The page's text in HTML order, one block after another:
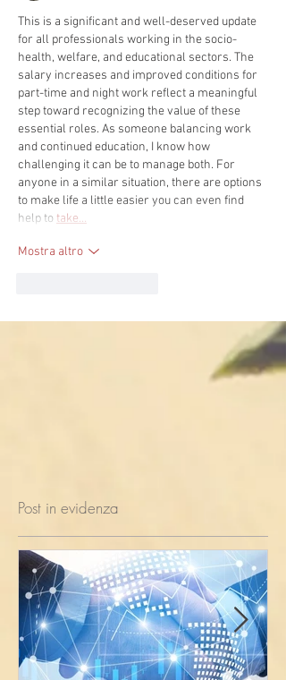
This is a significant and well-deserved update
for all professionals working in the socio-
health, welfare, and educational sectors. The
salary increases and improved conditions for
part-time and night work reflect a meaningful
step toward recognizing the value of these
essential roles. As someone balancing work
and continued education, I know how
challenging it can be to manage both. For
anyone in a similar situation, there are options
to make life a little easier you can even find
help to take…
Mostra altro
Post in evidenza